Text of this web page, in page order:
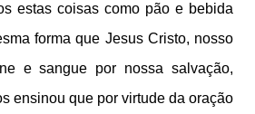
estas coisas como pão e bebida
forma que Jesus Cristo, nosso
e sangue por nossa salvação,
ensinou que por virtude da oração